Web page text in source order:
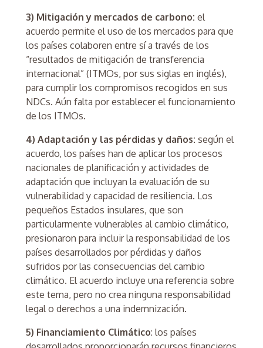
3) Mitigación y mercados de carbono: el
acuerdo permite el uso de los mercados para que
los países colaboren entre sí a través de los
“resultados de mitigación de transferencia
internacional” (ITMOs, por sus siglas en inglés),
para cumplir los compromisos recogidos en sus
NDCs. Aún falta por establecer el funcionamiento
de los ITMOs.
4) Adaptación y las pérdidas y daños: según el
acuerdo, los países han de aplicar los procesos
nacionales de planificación y actividades de
adaptación que incluyan la evaluación de su
vulnerabilidad y capacidad de resiliencia. Los
pequeños Estados insulares, que son
particularmente vulnerables al cambio climático,
presionaron para incluir la responsabilidad de los
países desarrollados por pérdidas y daños
sufridos por las consecuencias del cambio
climático. El acuerdo incluye una referencia sobre
este tema, pero no crea ninguna responsabilidad
legal o derechos a una indemnización.
5) Financiamiento Climático: los países